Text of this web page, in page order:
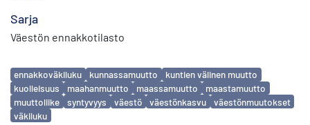
Sarja
Väestön ennakkotilasto
Avainsanat
ennakkoväkiluku kunnassamuutto
kuntien välinen muutto
kuolleisuus
maahanmuutto maassamuutto
maastamuutto
muuttoliike
syntyvyys väestö väestönkasvu
väestönmuutokset
väkiluku